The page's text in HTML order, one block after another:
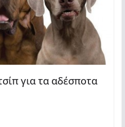
για τα αδέσποτα